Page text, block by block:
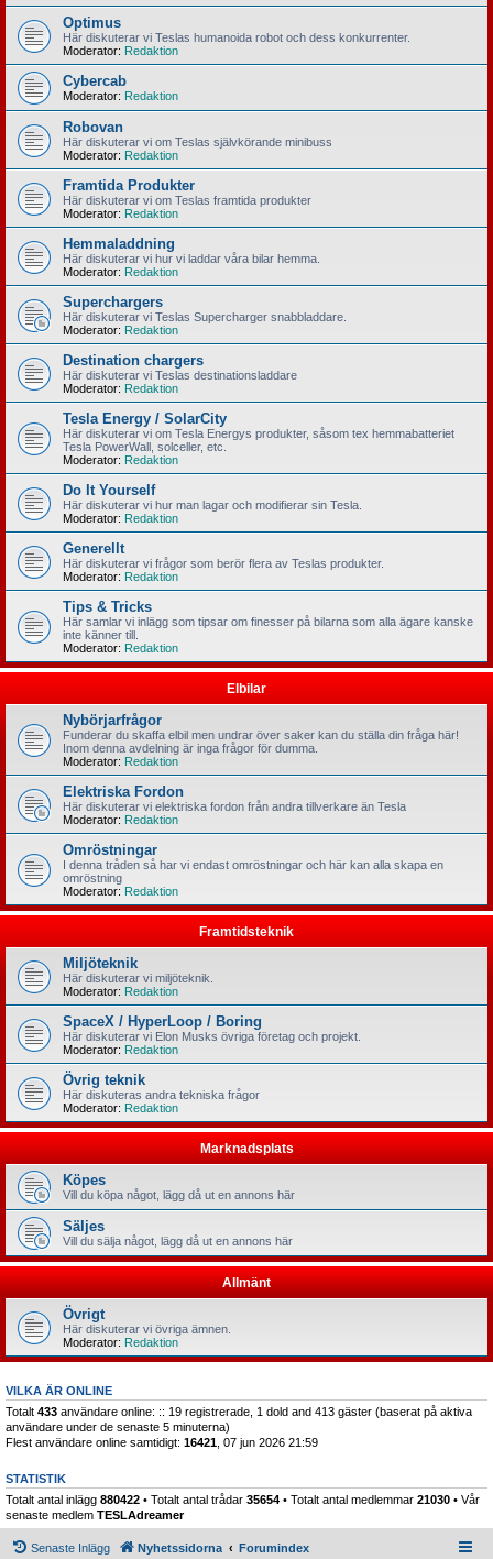
Optimus
Här diskuterar vi Teslas humanoida robot och dess konkurrenter.
Moderator: Redaktion
Cybercab
Moderator: Redaktion
Robovan
Här diskuterar vi om Teslas självkörande minibuss
Moderator: Redaktion
Framtida Produkter
Här diskuterar vi om Teslas framtida produkter
Moderator: Redaktion
Hemmaladdning
Här diskuterar vi hur vi laddar våra bilar hemma.
Moderator: Redaktion
Superchargers
Här diskuterar vi Teslas Supercharger snabbladdare.
Moderator: Redaktion
Destination chargers
Här diskuterar vi Teslas destinationsladdare
Moderator: Redaktion
Tesla Energy / SolarCity
Här diskuterar vi om Tesla Energys produkter, såsom tex hemmabatteriet
Tesla PowerWall, solceller, etc.
Moderator: Redaktion
Do It Yourself
Här diskuterar vi hur man lagar och modifierar sin Tesla.
Moderator: Redaktion
Generellt
Här diskuterar vi frågor som berör flera av Teslas produkter.
Moderator: Redaktion
Tips & Tricks
Här samlar vi inlägg som tipsar om finesser på bilarna som alla ägare kanske
inte känner till.
Moderator: Redaktion
Elbilar
Nybörjarfrågor
Funderar du skaffa elbil men undrar över saker kan du ställa din fråga här!
Inom denna avdelning är inga frågor för dumma.
Moderator: Redaktion
Elektriska Fordon
Här diskuterar vi elektriska fordon från andra tillverkare än Tesla
Moderator: Redaktion
Omröstningar
I denna tråden så har vi endast omröstningar och här kan alla skapa en
omröstning
Moderator: Redaktion
Framtidsteknik
Miljöteknik
Här diskuterar vi miljöteknik.
Moderator: Redaktion
SpaceX / HyperLoop / Boring
Här diskuterar vi Elon Musks övriga företag och projekt.
Moderator: Redaktion
Övrig teknik
Här diskuteras andra tekniska frågor
Moderator: Redaktion
Marknadsplats
Köpes
Vill du köpa något, lägg då ut en annons här
Säljes
Vill du sälja något, lägg då ut en annons här
Allmänt
Övrigt
Här diskuterar vi övriga ämnen.
Moderator: Redaktion
VILKA ÄR ONLINE
Totalt 433 användare online: :: 19 registrerade, 1 dold and 413 gäster (baserat på aktiva
användare under de senaste 5 minuterna)
Flest användare online samtidigt: 16421 , 07 jun 2026 21:59
STATISTIK
Totalt antal inlägg 880422 • Totalt antal trådar 35654 • Totalt antal medlemmar 21030 • Vår
senaste medlem TESLAdreamer
Senaste Inlägg Nyhetssidorna Forumindex